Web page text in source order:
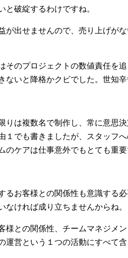
破綻するわけですね。
が出せませんので、売り上げが
そのプロジェクトの数値責任を
いと降格かクビでした。世知辛
りは複数名で制作し、常に意思
１でも書きましたが、スタッフ
ケアは仕事意外でもとても重要
るお客様との関係性も意識する
ければ成り立ちませんからね。
様との関係性、チームマネジメ
営という１つの活動にすべて含